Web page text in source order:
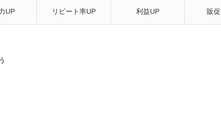
UP リピート率UP 利益UP 販